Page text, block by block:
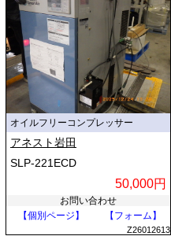
オイルフリーコンプレッサー
アネスト岩田
SLP-221ECD
50,000円
お問い合わせ
【個別ページ】
【フォーム】
Z26012613